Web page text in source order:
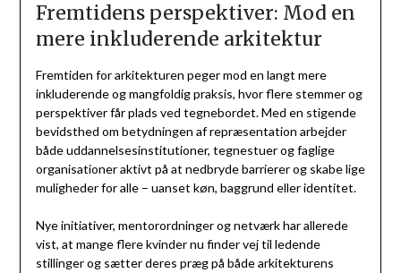
Fremtidens perspektiver: Mod en
mere inkluderende arkitektur
Fremtiden for arkitekturen peger mod en langt mere
inkluderende og mangfoldig praksis, hvor flere stemmer og
perspektiver får plads ved tegnebordet. Med en stigende
bevidsthed om betydningen af repræsentation arbejder
både uddannelsesinstitutioner, tegnestuer og faglige
organisationer aktivt på at nedbryde barrierer og skabe lige
muligheder for alle – uanset køn, baggrund eller identitet.
Nye initiativer, mentorordninger og netværk har allerede
vist, at mange flere kvinder nu finder vej til ledende
stillinger og sætter deres præg på både arkitekturens